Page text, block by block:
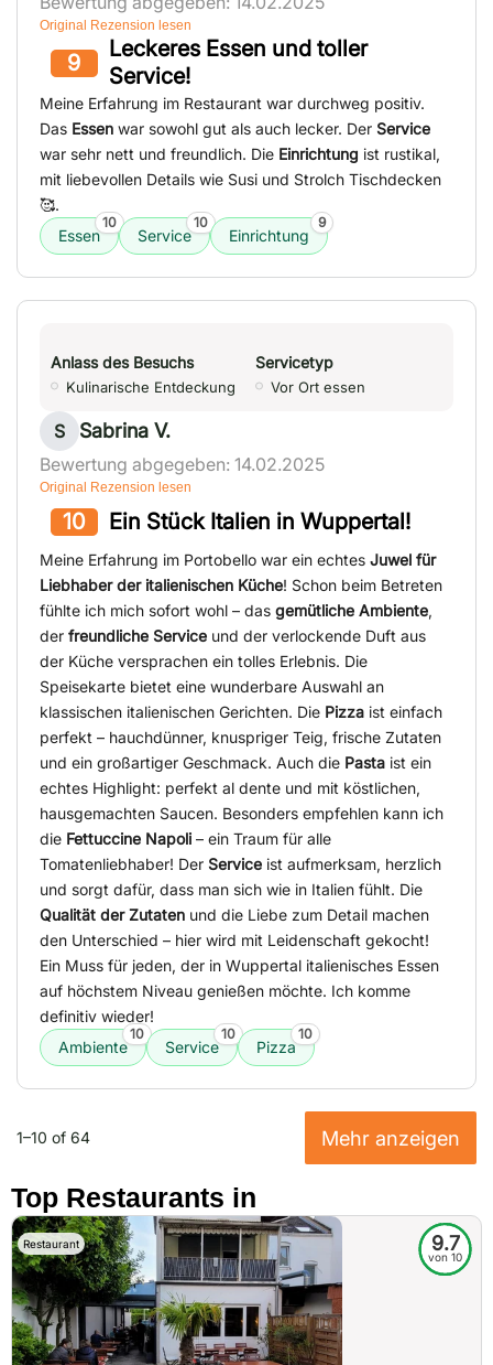
Original Rezension lesen
9
Leckeres Essen und toller
Service!
Meine Erfahrung im Restaurant war durchweg positiv.
Das Essen war sowohl gut als auch lecker. Der Service
war sehr nett und freundlich. Die Einrichtung ist rustikal,
mit liebevollen Details wie Susi und Strolch Tischdecken
🥰.
Essen
10
Service
10
Einrichtung
9
Anlass des Besuchs
Kulinarische Entdeckung
Servicetyp
Vor Ort essen
S Sabrina V.
Bewertung abgegeben: 14.02.2025
Original Rezension lesen
10 Ein Stück Italien in Wuppertal!
Meine Erfahrung im Portobello war ein echtes Juwel für
Liebhaber der italienischen Küche! Schon beim Betreten
fühlte ich mich sofort wohl – das gemütliche Ambiente,
der freundliche Service und der verlockende Duft aus
der Küche versprachen ein tolles Erlebnis. Die
Speisekarte bietet eine wunderbare Auswahl an
klassischen italienischen Gerichten. Die Pizza ist einfach
perfekt – hauchdünner, knuspriger Teig, frische Zutaten
und ein großartiger Geschmack. Auch die Pasta ist ein
echtes Highlight: perfekt al dente und mit köstlichen,
hausgemachten Saucen. Besonders empfehlen kann ich
die Fettuccine Napoli – ein Traum für alle
Tomatenliebhaber! Der Service ist aufmerksam, herzlich
und sorgt dafür, dass man sich wie in Italien fühlt. Die
Qualität der Zutaten und die Liebe zum Detail machen
den Unterschied – hier wird mit Leidenschaft gekocht!
Ein Muss für jeden, der in Wuppertal italienisches Essen
auf höchstem Niveau genießen möchte. Ich komme
definitiv wieder!
Ambiente
10
Service
10
Pizza
10
1–10 of 64 Mehr anzeigen
Top Restaurants in
Restaurant 9.7
von 10